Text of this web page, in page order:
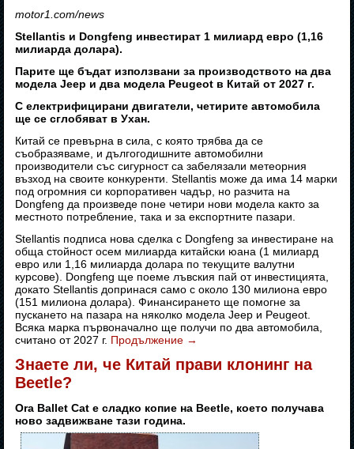
motor1.com/news
Stellantis и Dongfeng инвестират 1 милиард евро (1,16
милиарда долара).
Парите ще бъдат използвани за производството на два
модела Jeep и два модела Peugeot в Китай от 2027 г.
С електрифицирани двигатели, четирите автомобила
ще се сглобяват в Ухан.
Китай се превърна в сила, с която трябва да се
съобразяваме, и дългогодишните автомобилни
производители със сигурност са забелязали метеорния
възход на своите конкуренти. Stellantis може да има 14 марки
под огромния си корпоративен чадър, но разчита на
Dongfeng да произведе поне четири нови модела както за
местното потребление, така и за експортните пазари.
Stellantis подписа нова сделка с Dongfeng за инвестиране на
обща стойност осем милиарда китайски юана (1 милиард
евро или 1,16 милиарда долара по текущите валутни
курсове). Dongfeng ще поеме лъвския пай от инвестицията,
докато Stellantis допринася само с около 130 милиона евро
(151 милиона долара). Финансирането ще помогне за
пускането на пазара на няколко модела Jeep и Peugeot.
Всяка марка първоначално ще получи по два автомобила,
считано от 2027 г. Продължение →
Знаете ли, че Китай прави клонинг на
Beetle?
Ora Ballet Cat е сладко копие на Beetle, което получава
ново задвижване тази година.